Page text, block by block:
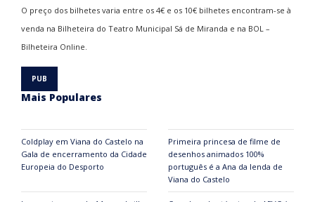
O preço dos bilhetes varia entre os 4€ e os 10€ bilhetes encontram-se à
venda na Bilheteira do Teatro Municipal Sá de Miranda e na BOL –
Bilheteira Online.
Mais Populares
Coldplay em Viana do Castelo na
Gala de encerramento da Cidade
Europeia do Desporto
Primeira princesa de filme de
desenhos animados 100%
português é a Ana da lenda de
Viana do Castelo